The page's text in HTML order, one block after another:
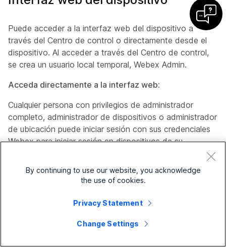
Puede acceder a la interfaz web del dispositivo a
través del Centro de control o directamente desde el
dispositivo. Al acceder a través del Centro de control,
se crea un usuario local temporal, Webex Admin.
Acceda directamente a la interfaz web:
Cualquier persona con privilegios de administrador
completo, administrador de dispositivos o administrador
de ubicación puede iniciar sesión con sus credenciales
Webex para iniciar sesión en dispositivos de su
organización sin ninguna configuración en el dispositivo.
Si se le ha otorgado acceso al dispositivo específico, ya
sea como administrador de ubicación u otro rol de
usuario, puede usar sus credenciales Webex para iniciar
sesión desde la página de inicio de sesión de la interfaz
web del dispositivo. Su nivel de acceso depende del rol
By continuing to use our website, you acknowledge
the use of cookies.
Privacy Statement
Change Settings